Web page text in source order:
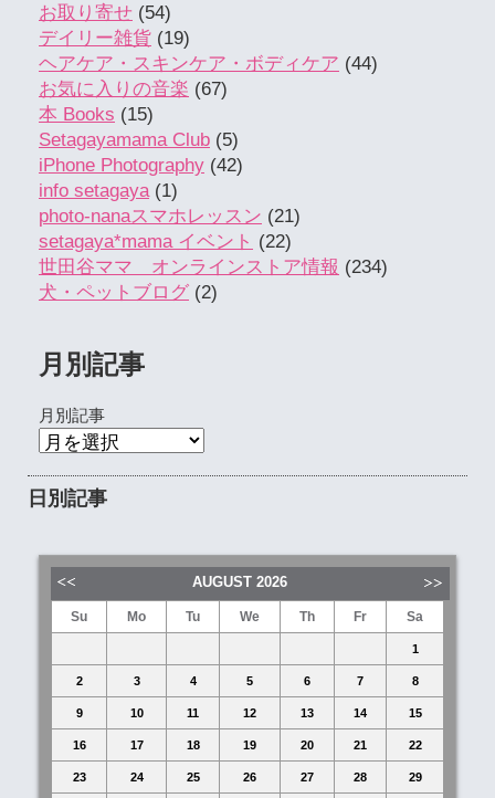
お取り寄せ (54)
デイリー雑貨 (19)
ヘアケア・スキンケア・ボディケア (44)
お気に入りの音楽 (67)
本 Books (15)
Setagayamama Club (5)
iPhone Photography (42)
info setagaya(1)
photo-nanaスマホレッスン (21)
setagaya*mama イベント (22)
世田谷ママ オンラインストア情報 (234)
犬・ペットブログ (2)
月別記事
月別記事
日別記事
AUGUST 2026
Su Mo Tu We Th Fr Sa
1
2 3 4 5 6 7 8
9 10 11 12 13 14 15
16 17 18 19 20 21 22
23 24 25 26 27 28 29